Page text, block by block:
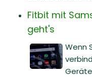
Fitbit mit
geht's
Wenn